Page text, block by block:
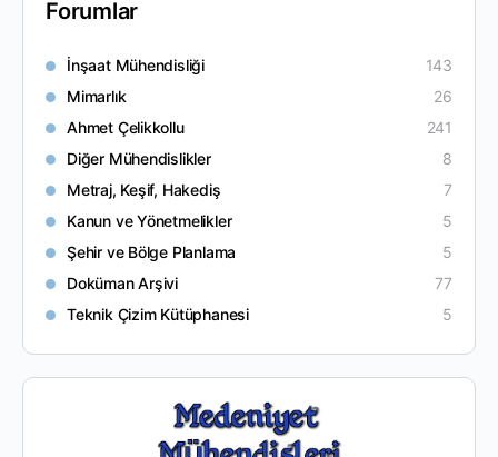
Forumlar
İnşaat Mühendisliği
143
Mimarlık
26
Ahmet Çelikkollu
241
Diğer Mühendislikler
8
Metraj, Keşif, Hakediş
7
Kanun ve Yönetmelikler
5
Şehir ve Bölge Planlama
5
Doküman Arşivi
77
Teknik Çizim Kütüphanesi
5